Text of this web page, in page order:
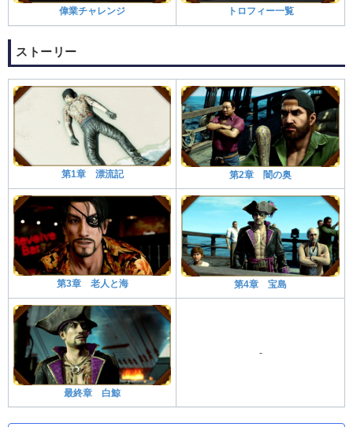
偉業チャレンジ トロフィー一覧
ストーリー
第1章 漂流記 第2章 闇の奥
第3章 老人と海 第4章 宝島
最終章 白鯨
-